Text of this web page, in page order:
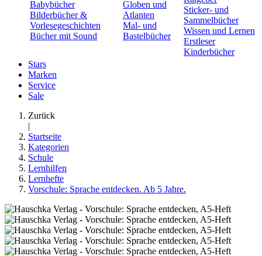
Babybücher
Bilderbücher &
Vorlesegeschichten
Bücher mit Sound
Globen und
Atlanten
Mal- und
Bastelbücher
Sticker- und
Sammelbücher
Wissen und Lernen
Erstleser
Kinderbücher
Stars
Marken
Service
Sale
Zurück
|
Startseite
Kategorien
Schule
Lernhilfen
Lernhefte
Vorschule: Sprache entdecken. Ab 5 Jahre.